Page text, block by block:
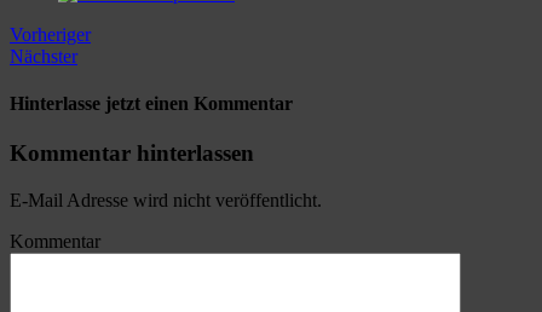
Vorheriger
Nächster
Hinterlasse jetzt einen Kommentar
Kommentar hinterlassen
E-Mail Adresse wird nicht veröffentlicht.
Kommentar